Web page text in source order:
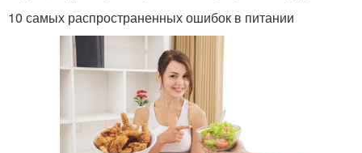
10 самых распространенных ошибок в питании